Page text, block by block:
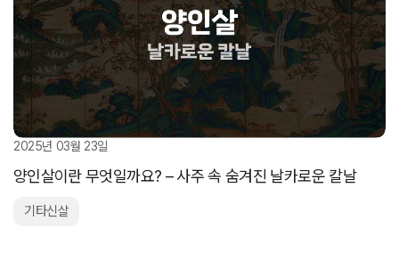
2025년 03월 23일
양인살이란 무엇일까요? – 사주 속 숨겨진 날카로운 칼날
기타신살